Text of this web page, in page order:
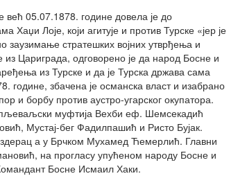
већ 05.07.1878. године довела је до
Хаџи Лоје, који агитује и против Турске «јер је
заузимање стратешких војних утврђења и
Цариграда, одговорено је да народ Босне и
из Турске и да је Турска држава сама
године, збачена је османска власт и изабрано
и борбу против аустро-угарског окупатора.
пљеваљски муфтија Вехби еф. Шемсекадић
Мустај-бег Фадилпашић и Ристо Бујак.
а у Брчком Мухамед Ћемерлић. Главни
на прогласу упућеном народу Босне и
Босне Исмаил Хаки.